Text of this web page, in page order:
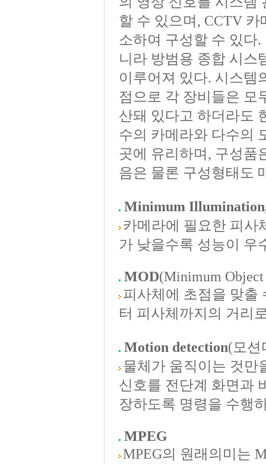
할 수 있으며, CCTV
소하여 구성할 수 있다
니라 방범용 종합 시스
이루어져 있다. 시스템
점으로 각 장비들은 모
산돼 있다고 하더라도
수의 카메라와 다수의
곳에 유리하며, 구성품
음은 물론 구성형태도
Minimum
카메라에 필요한 피사
가 낮을수록 성능이 우
MOD(Minimum Object
피사체에 초점을 맞출
터 피사체까지의 거리
Motion detection(모션
물체가 움직이는 것만
신호를 전단계 화면과
장하도록 명령을 수행
MPEG
MPEG의 원래의미는